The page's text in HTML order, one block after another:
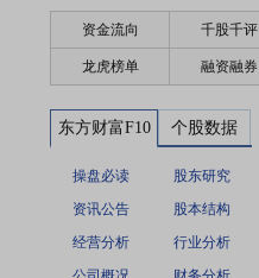
资金流向 千股千评
龙虎榜单 融资融券
东方财富F10 个股数据
操盘必读
股东研究
资讯公告
股本结构
经营分析
行业分析